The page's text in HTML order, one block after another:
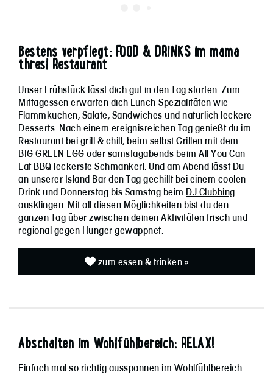
Bestens verpflegt: FOOD & DRINKS im mama
thresl Restaurant
Unser Frühstück lässt dich gut in den Tag starten. Zum
Mittagessen erwarten dich Lunch-Spezialitäten wie
Flammkuchen, Salate, Sandwiches und natürlich leckere
Desserts. Nach einem ereignisreichen Tag genießt du im
Restaurant bei grill & chill, beim selbst Grillen mit dem
BIG GREEN EGG oder samstagabends beim All You Can
Eat BBQ leckerste Schmankerl. Und am Abend lässt Du
an unserer Island Bar den Tag gechillt bei einem coolen
Drink und Donnerstag bis Samstag beim DJ Clubbing
ausklingen. Mit all diesen Möglichkeiten bist du den
ganzen Tag über zwischen deinen Aktivitäten frisch und
regional gegen Hunger gewappnet.
zum essen & trinken »
Abschalten im Wohlfühlbereich: RELAX!
Einfach mal so richtig ausspannen im Wohlfühlbereich